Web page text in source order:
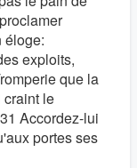
éloge:
exploits,
que la
craint le
Accordez-lui
portes ses